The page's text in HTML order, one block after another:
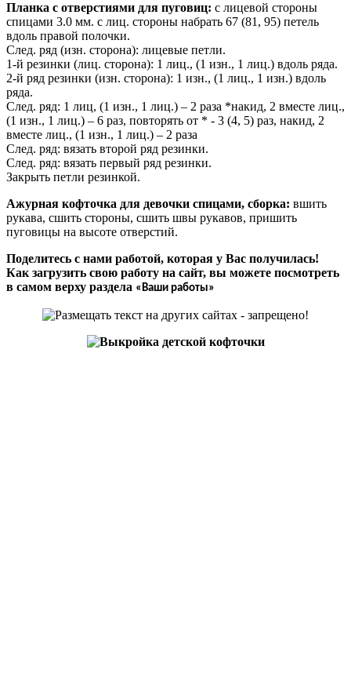
Планка с отверстиями для пуговиц: с лицевой стороны
спицами 3.0 мм. с лиц. стороны набрать 67 (81, 95) петель
вдоль правой полочки.
След. ряд (изн. сторона): лицевые петли.
1-й резинки (лиц. сторона): 1 лиц., (1 изн., 1 лиц.) вдоль ряда.
2-й ряд резинки (изн. сторона): 1 изн., (1 лиц., 1 изн.) вдоль
ряда.
След. ряд: 1 лиц, (1 изн., 1 лиц.) – 2 раза *накид, 2 вместе лиц.,
(1 изн., 1 лиц.) – 6 раз, повторять от * - 3 (4, 5) раз, накид, 2
вместе лиц., (1 изн., 1 лиц.) – 2 раза
След. ряд: вязать второй ряд резинки.
След. ряд: вязать первый ряд резинки.
Закрыть петли резинкой.
Ажурная кофточка для девочки спицами, сборка: вшить
рукава, сшить стороны, сшить швы рукавов, пришить
пуговицы на высоте отверстий.
Поделитесь с нами работой, которая у Вас получилась!
Как загрузить свою работу на сайт, вы можете посмотреть
в самом верху раздела «Ваши работы»